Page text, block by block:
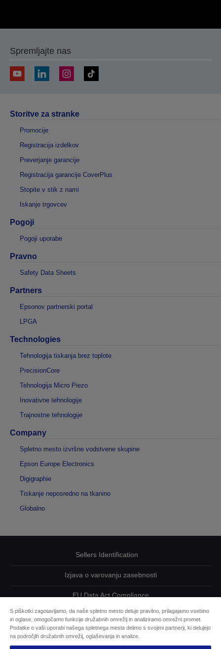
Spremljajte nas
Storitve za stranke
Promocije
Registracija izdelkov
Preverjanje garancije
Registracija garancije CoverPlus
Stopite v stik z nami
Iskanje trgovcev
Pogoji
Pogoji uporabe
Pravno
Safety Data Sheets
Partners
Epsonov partnerski portal
LPGA
Technologies
Tehnologija tiskanja brez toplote
PrecisionCore
Tehnologija Micro Piezo
Inovativne tehnologije
Trajnostne tehnologije
Company
Spletno mesto izvršne vodstvene skupine
Epson Europe Electronics
Digigraphie
Tiskanje neposredno na tkanino
Globalno
Sellers Identification
Izjava o varovanju zasebnosti
EU Data Act Compliance
Kontaktirajte nas glede svojih podatkov
Informacije o piškotkih
S piškotki zagotavljamo, da naše spletno mesto deluje pravilno, prilagajamo vsebino
in oglase, omogočamo funkcije družabnih omrežij in analiziramo omrežni promet.
Podatke o vaši uporabi našega spletnega mesta delimo s svojimi partnerji, ki delujejo
na področjih družabnih omrežij, oglaševanja in analize.